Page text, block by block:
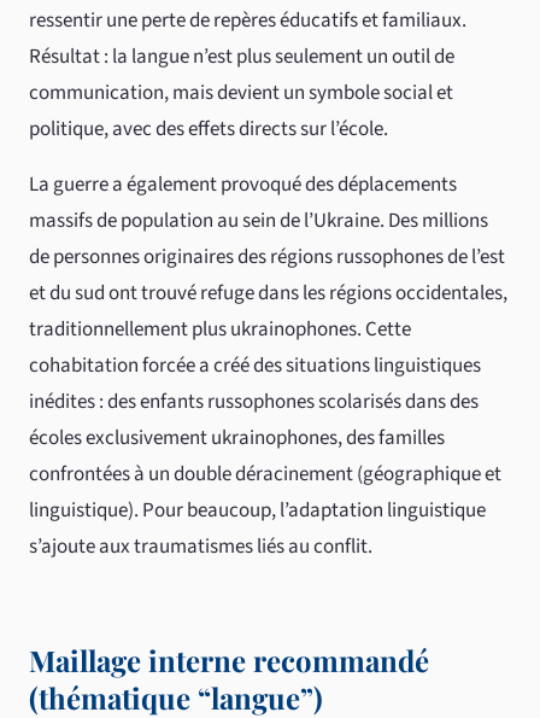
ressentir une perte de repères éducatifs et familiaux.
Résultat : la langue n’est plus seulement un outil de
communication, mais devient un symbole social et
politique, avec des effets directs sur l’école.
La guerre a également provoqué des déplacements
massifs de population au sein de l’Ukraine. Des millions
de personnes originaires des régions russophones de l’est
et du sud ont trouvé refuge dans les régions occidentales,
traditionnellement plus ukrainophones. Cette
cohabitation forcée a créé des situations linguistiques
inédites : des enfants russophones scolarisés dans des
écoles exclusivement ukrainophones, des familles
confrontées à un double déracinement (géographique et
linguistique). Pour beaucoup, l’adaptation linguistique
s’ajoute aux traumatismes liés au conflit.
Maillage interne recommandé
(thématique “langue”)